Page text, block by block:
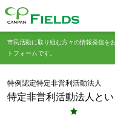
市民活動に取り組む方々の情報発信を
トフォームです。
特例認定特定非営利活動法人
特定非営利活動法人とい